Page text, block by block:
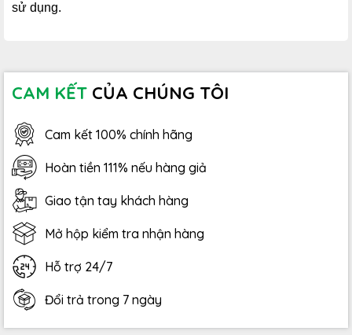
sử dụng.
CAM KẾT CỦA CHÚNG TÔI
Cam kết 100% chính hãng
Hoàn tiền 111% nếu hàng giả
Giao tận tay khách hàng
Mở hộp kiểm tra nhận hàng
Hỗ trợ 24/7
Đổi trả trong 7 ngày